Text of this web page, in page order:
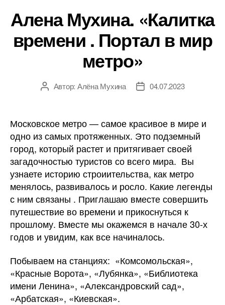
Алена Мухина. «Калитка
времени . Портал в мир
метро»
АвторАвтор: Алёна Мухина
Дата04.07.2023
Московское метро — самое красивое в мире и
одно из самых протяженных. Это подземный
город, который растет и притягивает своей
загадочностью туристов со всего мира. Вы
узнаете историю строиительства, как метро
менялось, развивалось и росло. Какие легенды
с ним связаны . Приглашаю вместе совершить
путешествие во времени и прикоснуться к
прошлому. Вместе мы окажемся в начале 30-х
годов и увидим, как все начиналось.
Побываем на станциях: «Комсомольская»,
«Красные Ворота», «Лубянка», «Библиотека
имени Ленина», «Александровский сад»,
«Арбатская», «Киевская».